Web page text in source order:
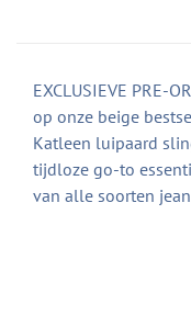
EXCLUSIEVE PRE-
op onze beige
Katleen luipaard
tijdloze go-to
van alle soorten